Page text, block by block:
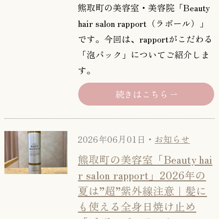
熊取町の美容室・美容院「Beauty
hair salon rapport（ラポール）」
です。今回は、rapportがこだわる
「泡パック」についてご紹介しま
す。
続きはこちら
2026年06月01日・ お知らせ
熊取町の美容室「Beauty hai
r salon rapport」2026年の
夏は”超”紫外線注意｜髪に
も使える全身日焼け止め